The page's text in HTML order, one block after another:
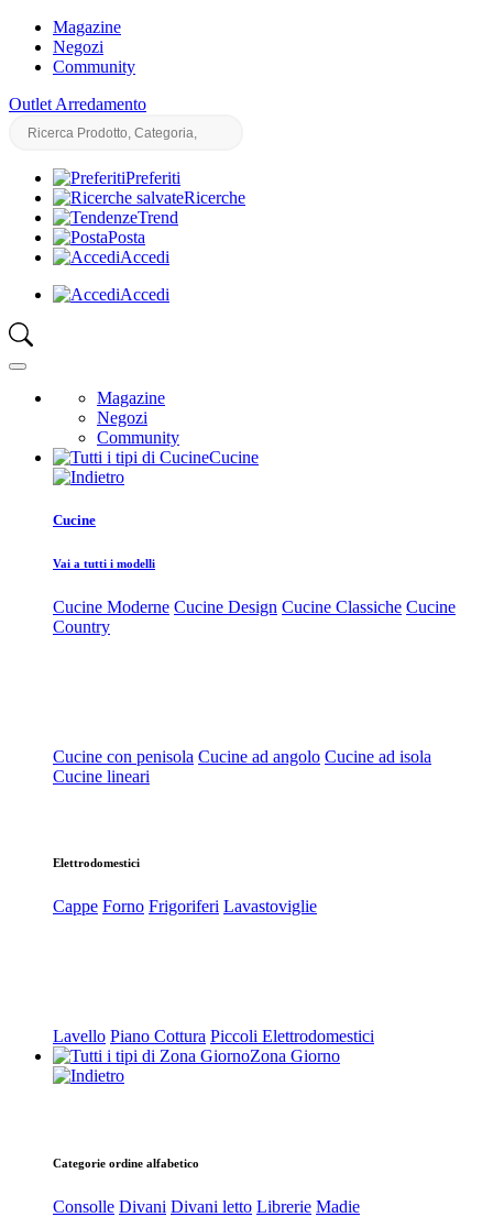
Magazine
Negozi
Community
Outlet Arredamento
Preferiti
Ricerche
Trend
Posta
Accedi
Accedi
Magazine
Negozi
Community
Cucine
Cucine
Vai a tutti i modelli
Cucine Moderne Cucine Design Cucine Classiche Cucine
Country
Cucine con penisola Cucine ad angolo Cucine ad isola
Cucine lineari
Elettrodomestici
Cappe Forno Frigoriferi Lavastoviglie
Lavello Piano Cottura Piccoli Elettrodomestici
Zona Giorno
Categorie ordine alfabetico
Consolle Divani Divani letto Librerie Madie